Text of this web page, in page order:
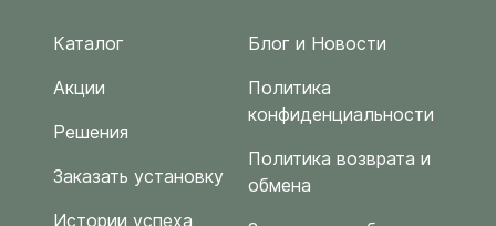
Каталог
Акции
Решения
Заказать установку
Истории успеха
Блог и Новости
Политика
конфиденциальности
Политика возврата и
обмена